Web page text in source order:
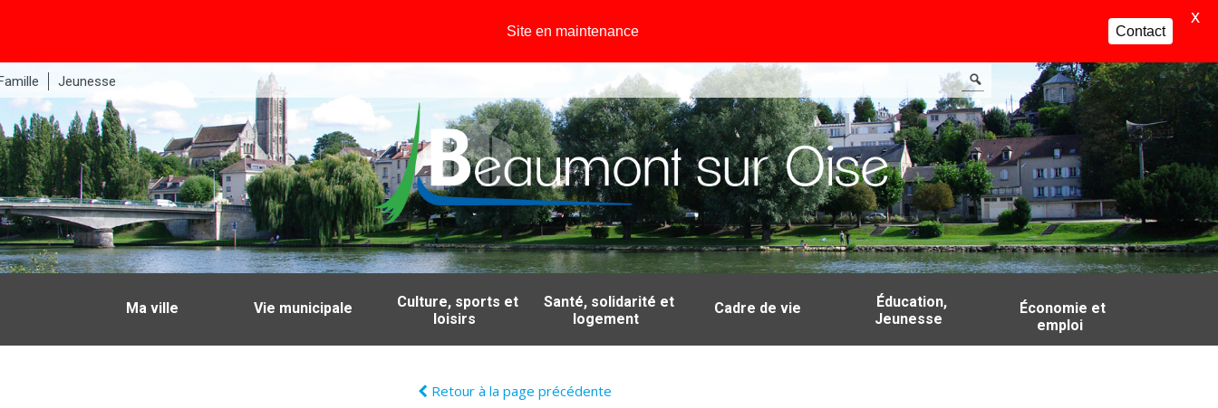
Jeunesse
Ma ville Vie municipale
Culture, sports et
loisirs
Santé, solidarité et
logement
Cadre de vie
Éducation,
Jeunesse
Économie et
emploi
Retour à la page précédente
Site en maintenance Contact
X